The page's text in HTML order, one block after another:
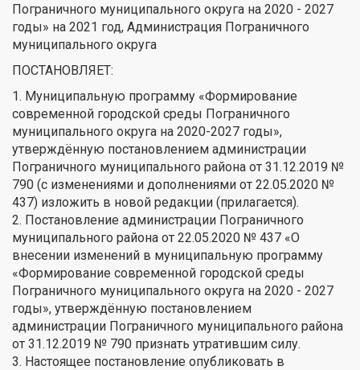
Пограничного муниципального округа на 2020 - 2027
годы» на 2021 год, Администрация Пограничного
муниципального округа
ПОСТАНОВЛЯЕТ:
1. Муниципальную программу «Формирование
современной городской среды Пограничного
муниципального округа на 2020-2027 годы»,
утверждённую постановлением администрации
Пограничного муниципального района от 31.12.2019 №
790 (с изменениями и дополнениями от 22.05.2020 №
437) изложить в новой редакции (прилагается).
2. Постановление администрации Пограничного
муниципального района от 22.05.2020 № 437 «О
внесении изменений в муниципальную программу
«Формирование современной городской среды
Пограничного муниципального округа на 2020 - 2027
годы», утверждённую постановлением
администрации Пограничного муниципального района
от 31.12.2019 № 790 признать утратившим силу.
3. Настоящее постановление опубликовать в